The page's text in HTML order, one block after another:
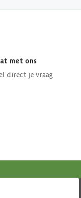
met ons
direct je vraag